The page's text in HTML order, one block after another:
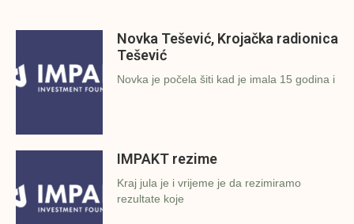
Novka Tešević, Krojačka radionica
Tešević
Novka je počela šiti kad je imala 15 godina i
IMPAKT rezime
Kraj jula je i vrijeme je da rezimiramo
rezultate koje